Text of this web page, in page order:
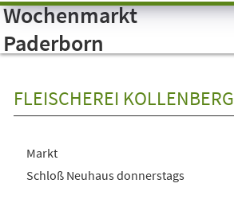
Visuelle
Assistenzsoftware
öffnen.
Wochenmarkt
Paderborn
FLEISCHEREI KOLLENBERG
Markt
Schloß Neuhaus donnerstags